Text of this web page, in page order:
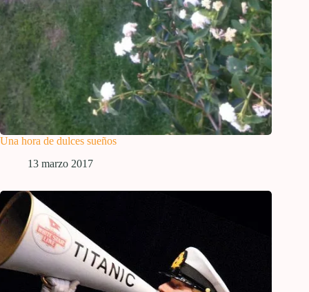
Una hora de dulces sueños
13 marzo 2017